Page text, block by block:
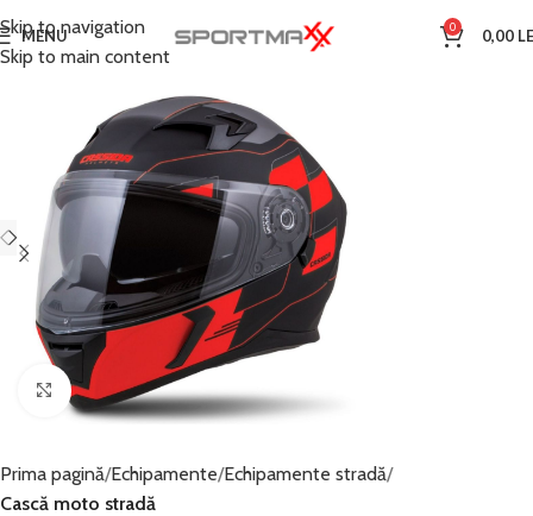
Skip to navigation
Skip to main content
MENU 0 0,00
Click to enlarge
Prima pagină Echipamente Echipamente stradă
Cască moto stradă